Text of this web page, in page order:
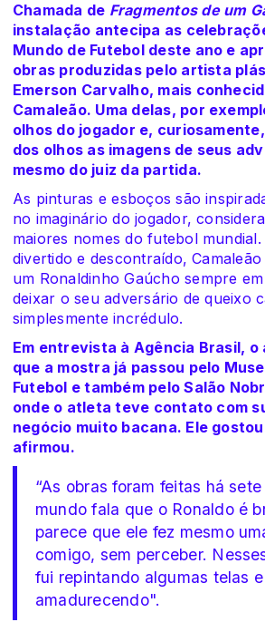
Chamada de Fragmentos de um
instalação antecipa as
Mundo de Futebol deste ano e
obras produzidas pelo artista
Emerson Carvalho, mais
Camaleão. Uma delas, por
olhos do jogador e,
dos olhos as imagens de seus
mesmo do juiz da partida.
As pinturas e esboços são
no imaginário do jogador,
maiores nomes do futebol mundial.
divertido e descontraído,
um Ronaldinho Gaúcho sempre
deixar o seu adversário de queixo
simplesmente incrédulo.
Em entrevista à Agência Brasil,
que a mostra já passou pelo
Futebol e também pelo Salão
onde o atleta teve contato com
negócio muito bacana. Ele
afirmou.
“As obras foram feitas há
mundo fala que o Ronaldo é
parece que ele fez mesmo
comigo, sem perceber.
fui repintando algumas telas e
amadurecendo".